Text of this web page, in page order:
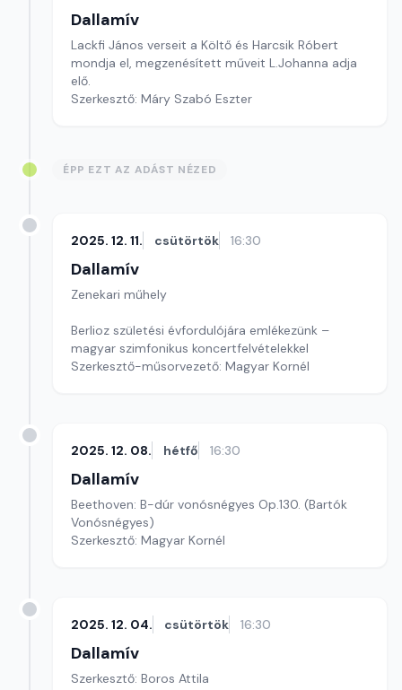
Dallamív
Lackfi János verseit a Költő és Harcsik Róbert
mondja el, megzenésített műveit L.Johanna adja
elő.
Szerkesztő: Máry Szabó Eszter
ÉPP EZT AZ ADÁST NÉZED
2025. 12. 11. csütörtök 16:30
Dallamív
Zenekari műhely
Berlioz születési évfordulójára emlékezünk –
magyar szimfonikus koncertfelvételekkel
Szerkesztő-műsorvezető: Magyar Kornél
2025. 12. 08. hétfő 16:30
Dallamív
Beethoven: B-dúr vonósnégyes Op.130. (Bartók
Vonósnégyes)
Szerkesztő: Magyar Kornél
2025. 12. 04. csütörtök 16:30
Dallamív
Szerkesztő: Boros Attila